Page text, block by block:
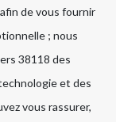
de vous fournir
; nous
38118 des
et des
vous rassurer,